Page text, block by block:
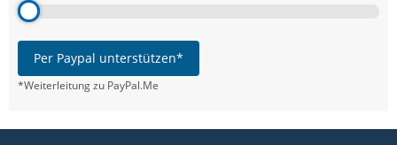
Per Paypal unterstützen*
*Weiterleitung zu PayPal.Me